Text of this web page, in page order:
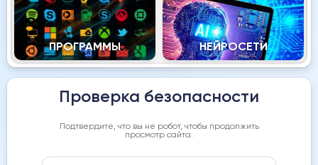
ПРОГРАММЫ НЕЙРОСЕТИ
Проверка безопасности
Подтвердите, что вы не робот, чтобы продолжить
просмотр сайта.